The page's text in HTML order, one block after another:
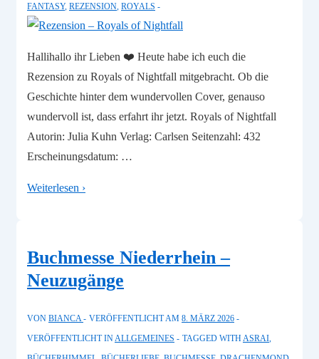
FANTASY, REZENSION, ROYALS
Hallihallo ihr Lieben ❤️ Heute habe ich euch die
Rezension zu Royals of Nightfall mitgebracht. Ob die
Geschichte hinter dem wundervollen Cover, genauso
wundervoll ist, dass erfahrt ihr jetzt. Royals of Nightfall
Autorin: Julia Kuhn Verlag: Carlsen Seitenzahl: 432
Erscheinungsdatum: …
Rezension
Nightfall
Weiterlesen ›
Buchmesse Niederrhein –
Neuzugänge
VON BIANCA VERÖFFENTLICHT AM 8. MÄRZ 2026
VERÖFFENTLICHT IN ALLGEMEINES TAGGED WITH ASRAI